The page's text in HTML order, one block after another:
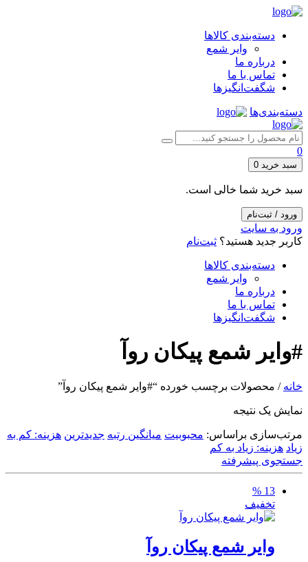
دسته‌بندی کالاها
وایر شمع
درباره ما
تماس با ما
شگفت‌انگیزها
دسته‌بندی‌ها
0
سبد خرید 0
سبد خرید شما خالی است.
ورود / ثبت‌نام
ورود به سایت
کاربر جدید هستید؟ ثبت‌نام
دسته‌بندی کالاها
وایر شمع
درباره ما
تماس با ما
شگفت‌انگیزها
#وایر شمع پیکان روآ
خانه / محصولات برچسب خورده “#وایر شمع پیکان روآ”
نمایش یک نتیجه
مرتب‌سازی براساس: محبوبیت میانگین رتبه جدیدترین هزینه: کم به
زیاد هزینه: زیاد به کم
جستجوی پیشرفته
13 %
تخفیف
وایر شمع پیکان روآ